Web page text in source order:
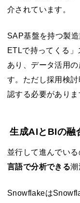
介されています。
SAP基盤を持つ製
ETLで持ってくる
あり、データ活用
す。ただし採用検
認する必要がありま
生成AIとBIの融
並行して進んでいる
言語で分析できる潮
Snowflakeは